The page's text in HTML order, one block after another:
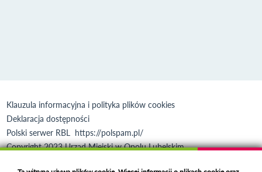
Klauzula informacyjna i polityka plików cookies
Deklaracja dostępności
Polski serwer RBL https://polspam.pl/
Copyright 2023 Urząd Miejski w Opolu Lubelskim